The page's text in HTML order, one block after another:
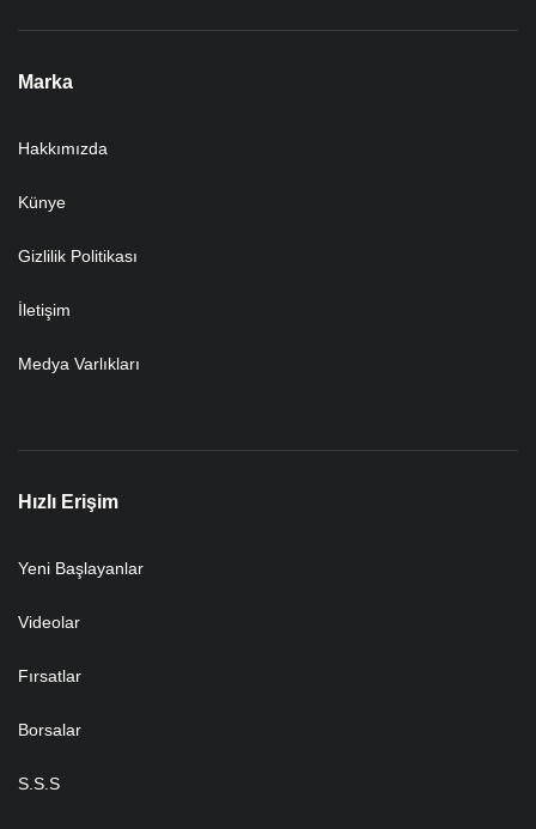
Marka
Hakkımızda
Künye
Gizlilik Politikası
İletişim
Medya Varlıkları
Hızlı Erişim
Yeni Başlayanlar
Videolar
Fırsatlar
Borsalar
S.S.S